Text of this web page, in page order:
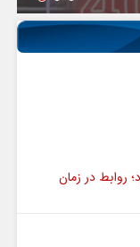
روابط در زمان